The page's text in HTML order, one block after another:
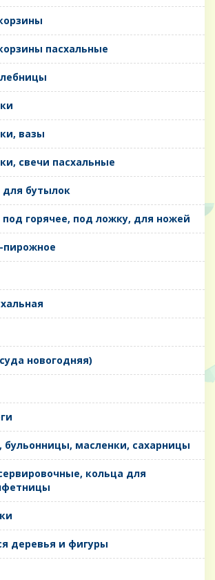
пасхальные
вазы
свечи пасхальные
бутылок
горячее, под ложку, для ножей
новогодняя)
бульонницы, масленки, сахарницы
кольца для
деревья и фигуры